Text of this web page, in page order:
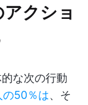
クショ
な次の行動
の50％は、そ